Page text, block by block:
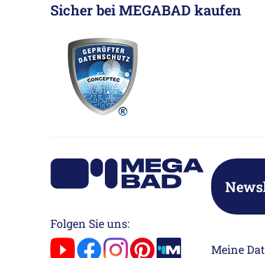
Sicher bei MEGABAD kaufen
Folgen Sie uns:
Meine